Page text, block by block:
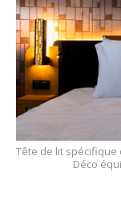
Tête de lit spécifique
Déco